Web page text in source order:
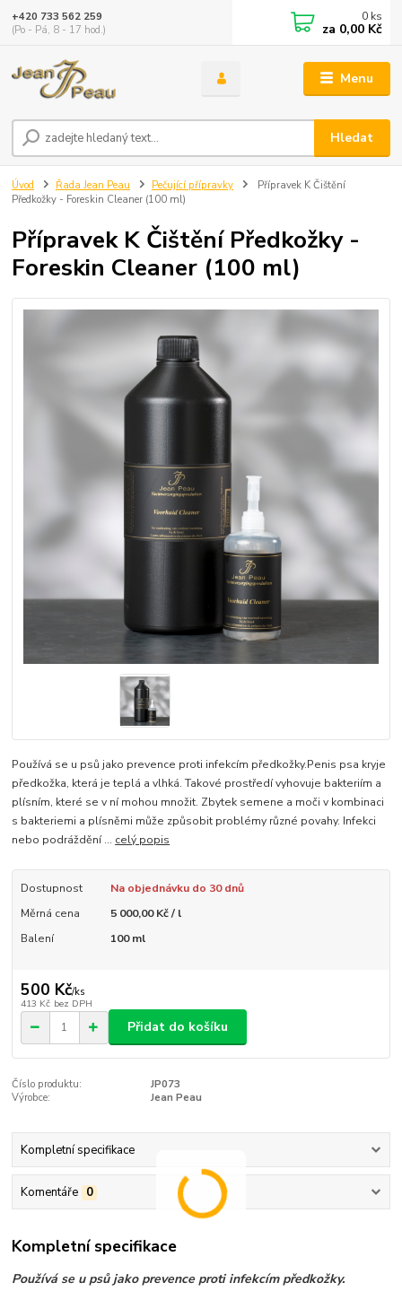
Menu
Hledat
+420 733 562 259
(Po - Pá, 8 - 17 hod.)
0 ks
za 0,00 Kč
Úvod Řada Jean Peau Pečující přípravky
Přípravek K Čištění
Předkožky - Foreskin Cleaner (100 ml)
Přípravek K Čištění Předkožky -
Foreskin Cleaner (100 ml)
Používá se u psů jako prevence proti infekcím předkožky.Penis psa kryje
předkožka, která je teplá a vlhká. Takové prostředí vyhovuje bakteriím a
plísním, které se v ní mohou množit. Zbytek semene a moči v kombinaci
s bakteriemi a plísněmi může způsobit problémy různé povahy. Infekci
nebo podráždění ... celý popis
Dostupnost
Na objednávku do 30 dnů
Měrná cena
5 000,00 Kč / l
Balení
100 ml
500 Kč/ks
413 Kč bez DPH
Přidat do košíku
Číslo produktu:
JP073
Výrobce:
Jean Peau
Kompletní specifikace
Komentáře 0
Kompletní specifikace
Používá se u psů jako prevence proti infekcím předkožky.